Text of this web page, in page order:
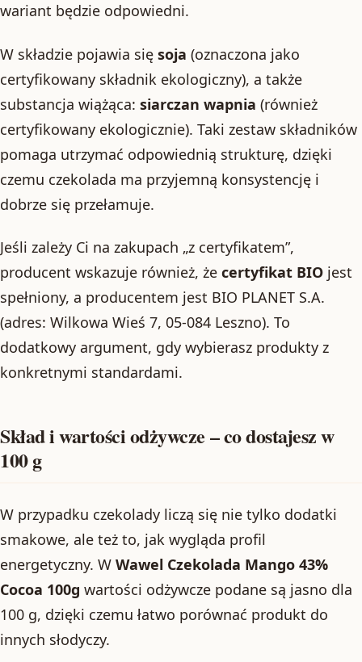
wariant będzie odpowiedni.
W składzie pojawia się soja (oznaczona jako
certyfikowany składnik ekologiczny), a także
substancja wiążąca: siarczan wapnia (również
certyfikowany ekologicznie). Taki zestaw składników
pomaga utrzymać odpowiednią strukturę, dzięki
czemu czekolada ma przyjemną konsystencję i
dobrze się przełamuje.
Jeśli zależy Ci na zakupach „z certyfikatem”,
producent wskazuje również, że certyfikat BIO jest
spełniony, a producentem jest BIO PLANET S.A.
(adres: Wilkowa Wieś 7, 05-084 Leszno). To
dodatkowy argument, gdy wybierasz produkty z
konkretnymi standardami.
Skład i wartości odżywcze – co dostajesz w
100 g
W przypadku czekolady liczą się nie tylko dodatki
smakowe, ale też to, jak wygląda profil
energetyczny. W Wawel Czekolada Mango 43%
Cocoa 100g wartości odżywcze podane są jasno dla
100 g, dzięki czemu łatwo porównać produkt do
innych słodyczy.